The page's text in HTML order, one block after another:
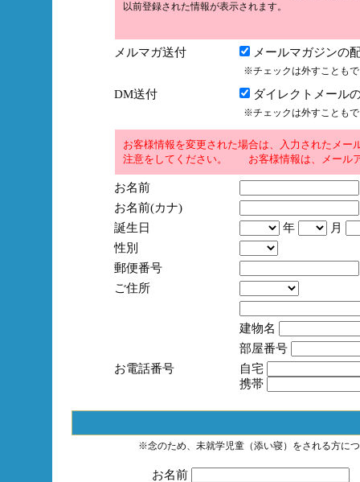
以前登録された情報が表示されます。
メルマガ送付 メールマガジンの
※チェックは外すことも
DM送付 ダイレクトメール
※チェックは外すことも
お客様情報を変更された場合は、入力されたメ
注意をしてください。 お客様情報は、メール
お名前
お名前(カナ)
誕生日
年
月
性別
郵便番号
ご住所
建物名
部屋番号
お電話番号
自宅
携帯
※念のため、未就学児童（添い寝）をされる方に
お名前